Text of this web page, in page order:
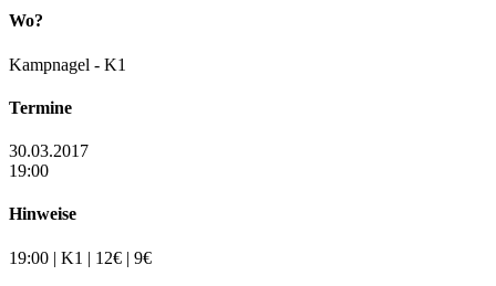
Wo?
Kampnagel - K1
Termine
30.03.2017
19:00
Hinweise
19:00 | K1 | 12€ | 9€